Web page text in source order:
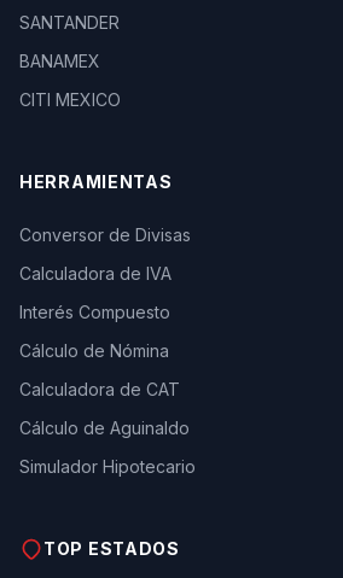
SANTANDER
BANAMEX
CITI MEXICO
HERRAMIENTAS
Conversor de Divisas
Calculadora de IVA
Interés Compuesto
Cálculo de Nómina
Calculadora de CAT
Cálculo de Aguinaldo
Simulador Hipotecario
TOP ESTADOS